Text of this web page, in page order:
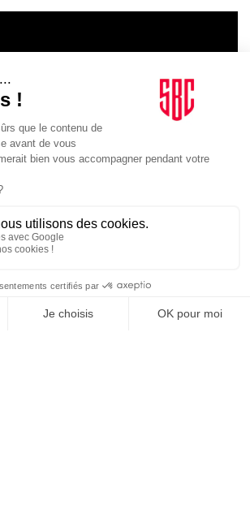
INFLUENCIA
JE DÉCOUVRE LE GROUPE
SUIVEZ-NOUS